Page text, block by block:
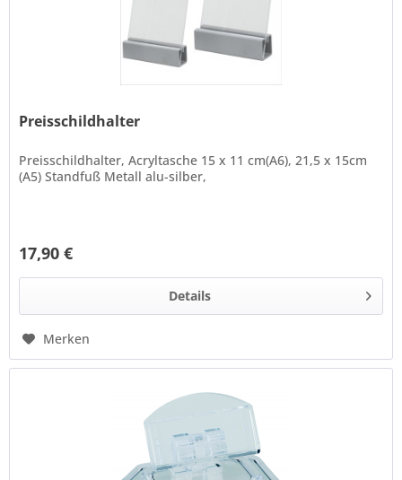
Preisschildhalter
Preisschildhalter, Acryltasche 15 x 11 cm(A6), 21,5 x 15cm
(A5) Standfuß Metall alu-silber,
17,90 €
Details
Merken